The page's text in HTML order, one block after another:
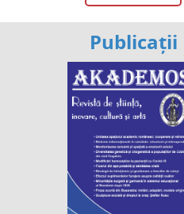
Publicații